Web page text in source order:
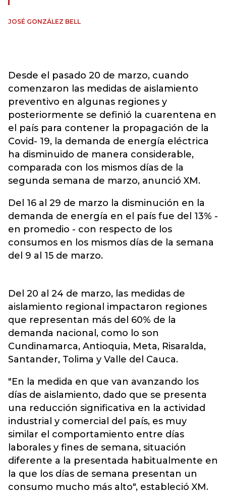
JOSÉ GONZÁLEZ BELL
Desde el pasado 20 de marzo, cuando
comenzaron las medidas de aislamiento
preventivo en algunas regiones y
posteriormente se definió la cuarentena en
el país para contener la propagación de la
Covid- 19, la demanda de energía eléctrica
ha disminuido de manera considerable,
comparada con los mismos días de la
segunda semana de marzo, anunció XM.
Del 16 al 29 de marzo la disminución en la
demanda de energía en el país fue del 13% -
en promedio - con respecto de los
consumos en los mismos días de la semana
del 9 al 15 de marzo.
Del 20 al 24 de marzo, las medidas de
aislamiento regional impactaron regiones
que representan más del 60% de la
demanda nacional, como lo son
Cundinamarca, Antioquia, Meta, Risaralda,
Santander, Tolima y Valle del Cauca.
"En la medida en que van avanzando los
días de aislamiento, dado que se presenta
una reducción significativa en la actividad
industrial y comercial del país, es muy
similar el comportamiento entre días
laborales y fines de semana, situación
diferente a la presentada habitualmente en
la que los días de semana presentan un
consumo mucho más alto", estableció XM.